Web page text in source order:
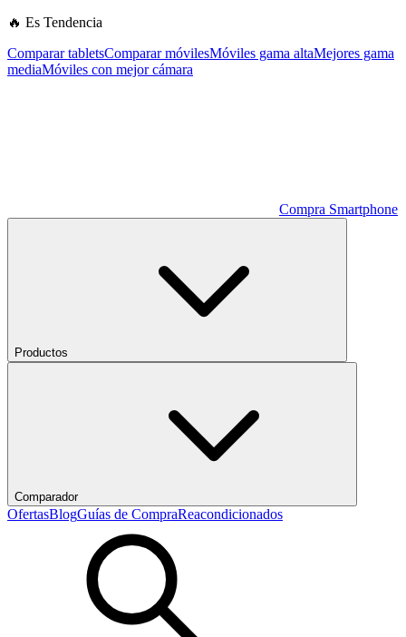
🔥 Es Tendencia
Comparar tabletsComparar móvilesMóviles gama altaMejores gama
mediaMóviles con mejor cámara
Compra Smartphone
Productos
Comparador
OfertasBlogGuías de CompraReacondicionados